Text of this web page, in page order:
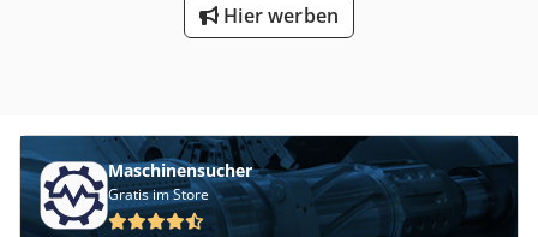
Hier werben
Maschinensucher
Gratis im Store